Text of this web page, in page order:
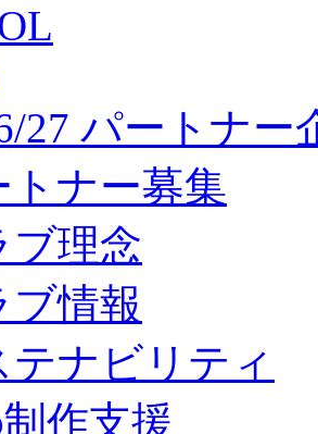
27 パートナー
トナー募集
ブ理念
ブ情報
テナビリティ
作支援